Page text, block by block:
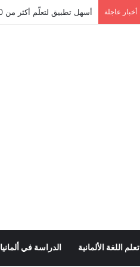
أخبار عاجلة أسهل تطبيق لتعلّم أكثر من 160 ألف فعل بالألمانية
تعلم اللغة الألمانية الدراسة في ألمانيا